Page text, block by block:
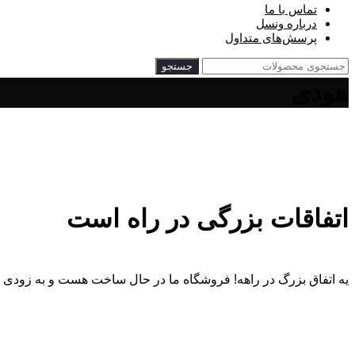
تماس با ما
درباره ونسل
پرسش‌‌های متداول
جستجو
اتفاقات بزرگی در راه است
یه اتفاق بزرگ در راهه! فروشگاه ما در حال ساخت هست و به زودی